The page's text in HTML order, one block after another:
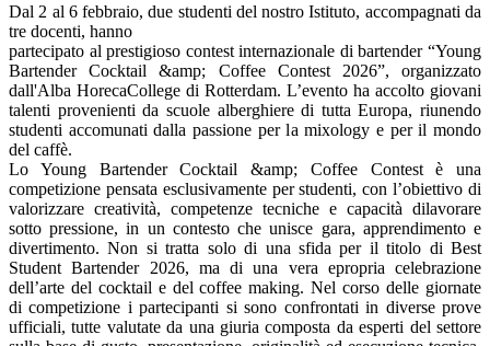
Dal 2 al 6 febbraio, due studenti del nostro Istituto, accompagnati da
tre docenti, hanno
partecipato al prestigioso contest internazionale di bartender “Young
Bartender Cocktail &amp; Coffee Contest 2026”, organizzato
dall'Alba HorecaCollege di Rotterdam. L’evento ha accolto giovani
talenti provenienti da scuole alberghiere di tutta Europa, riunendo
studenti accomunati dalla passione per la mixology e per il mondo
del caffè.
Lo Young Bartender Cocktail &amp; Coffee Contest è una
competizione pensata esclusivamente per studenti, con l’obiettivo di
valorizzare creatività, competenze tecniche e capacità dilavorare
sotto pressione, in un contesto che unisce gara, apprendimento e
divertimento. Non si tratta solo di una sfida per il titolo di Best
Student Bartender 2026, ma di una vera epropria celebrazione
dell’arte del cocktail e del coffee making. Nel corso delle giornate
di competizione i partecipanti si sono confrontati in diverse prove
ufficiali, tutte valutate da una giuria composta da esperti del settore